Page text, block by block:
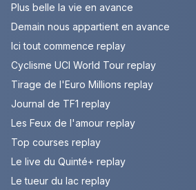
Plus belle la vie en avance
Demain nous appartient en avance
Ici tout commence replay
Cyclisme UCI World Tour replay
Tirage de l'Euro Millions replay
Journal de TF1 replay
Les Feux de l'amour replay
Top courses replay
Le live du Quinté+ replay
Le tueur du lac replay